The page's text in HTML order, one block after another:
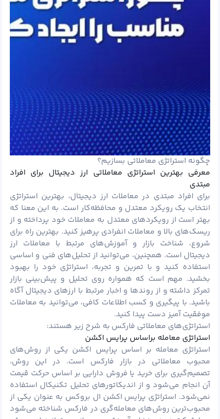
چگونه استراتژی معاملاتی بسازیم؟
معرفی بهترین استراتژی معاملاتی ارز دیجیتال برای افراد
مبتدی
برای افراد مبتدی در معاملات ارز دیجیتال، بهترین استراتژی
انتخاب یک رویکرد معتدل و محافظه‌کار است. به این معنا که
بهتر است از رویکردهای معتدل به معاملات خود پرداخته و از
ریسک‌های بالا و معاملات انفرادی پرهیز کنید. بهترین راه برای
شروع، شناخت بازار و آموزش‌های مرتبط با معاملات ارز
دیجیتال است. همچنین، می‌توانید از تحلیل‌های فنی و اساسی
استفاده کنید و با تمرین و تجربه، استراتژی خود را بهبود
بخشید. مهم است که همواره روی تحلیل و پیش‌بینی بازار
تمرکز داشته و از روندها و اخبار مرتبط با ارزهای دیجیتال آگاه
باشید. با پیگیری و کسب اطلاعات کافی، می‌توانید به معاملات
موفقیت آمیز دست پیدا کنید.
استراتژی‌های معاملاتی فارکس به شرح زیر هستند:
استراتژی معامله براساس پرایس اکشن
استراتژی معامله بر اساس پرایس اکشن یکی از روش‌های
محبوب معاملاتی در بازار فارکس است. در این روش،
تصمیم‌گیری برای خرید یا فروش دارایی بر اساس حرکت قیمت
آن انجام می‌شود و از اندیکاتورهای تحلیل تکنیکال استفاده
نمی‌شود. استراتژی پرایس اکشن ال بروکس به عنوان یکی از
محبوب‌ترین روش‌های معامله‌گری در فارکس شناخته می‌شود